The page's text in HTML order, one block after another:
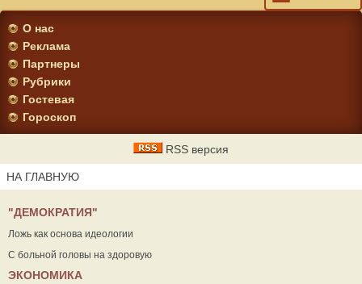
О нас
Реклама
Партнеры
Рубрики
Гостевая
Гороскоп
RSS версия
НА ГЛАВНУЮ
"ДЕМОКРАТИЯ"
Ложь как основа идеологии
С больной головы на здоровую
ЭКОНОМИКА